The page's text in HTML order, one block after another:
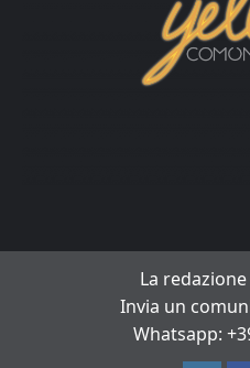
La redazione
Invia un
Whatsapp: